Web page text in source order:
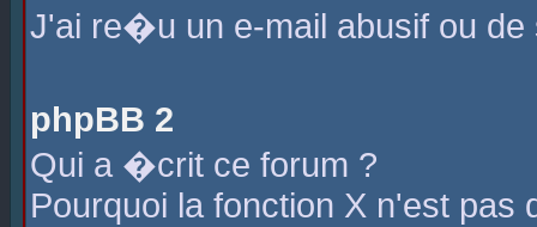
J'ai re�u un e-mail abusif ou de
phpBB 2
Qui a �crit ce forum ?
Pourquoi la fonction X n'est pas